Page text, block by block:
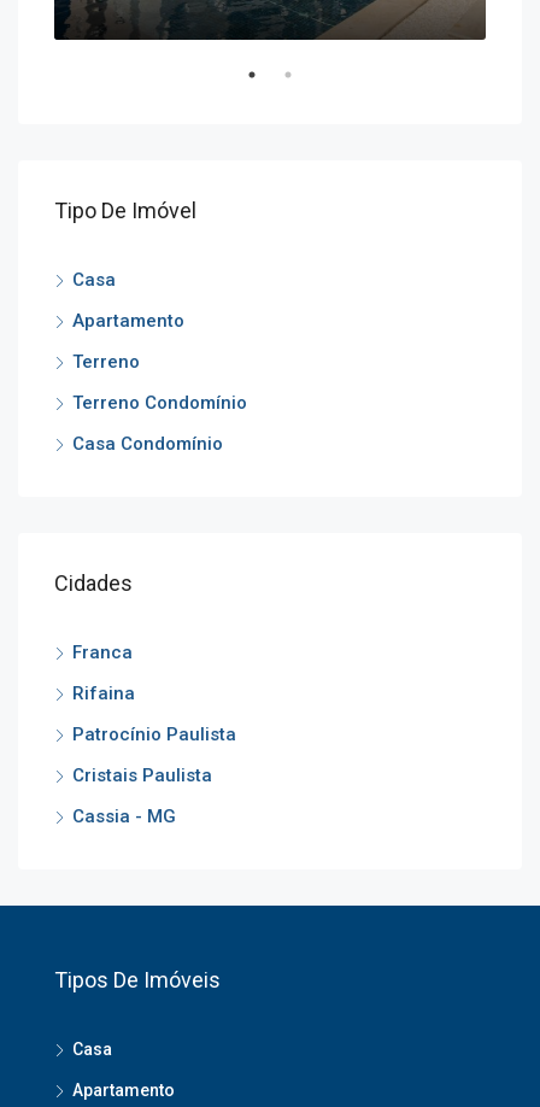
Tipo De Imóvel
Casa
Apartamento
Terreno
Terreno Condomínio
Casa Condomínio
Cidades
Franca
Rifaina
Patrocínio Paulista
Cristais Paulista
Cassia - MG
Tipos De Imóveis
Casa
Apartamento